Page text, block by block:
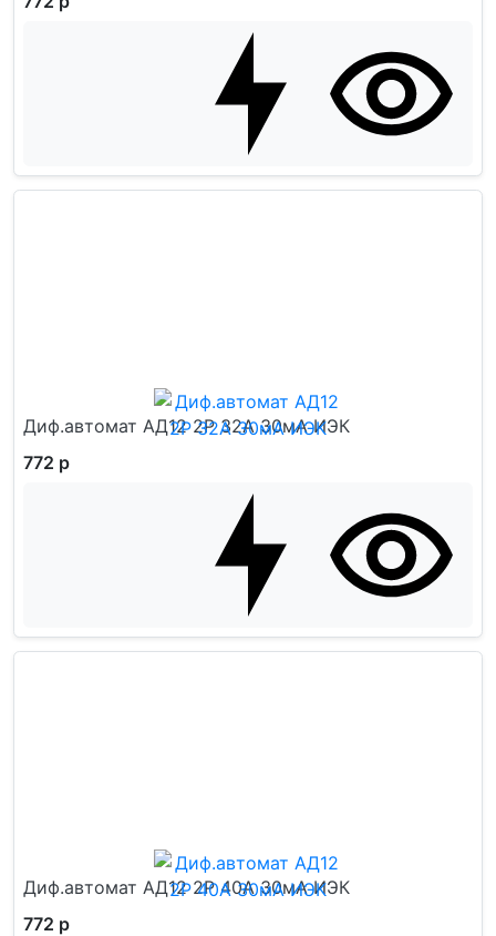
Диф.автомат АД12 2Р 32А 30мА ИЭК
772 р
Диф.автомат АД12 2Р 40А 30мА ИЭК
772 р